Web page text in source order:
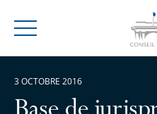
Menu
3 OCTOBRE 2016